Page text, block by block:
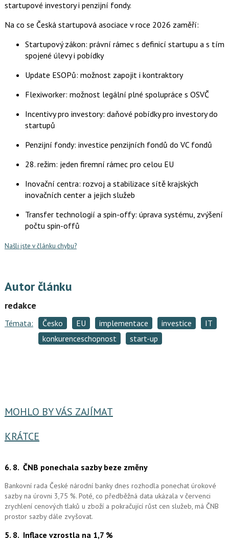
startupové investory i penzijní fondy.
Na co se Česká startupová asociace v roce 2026 zaměří:
Startupový zákon: právní rámec s definicí startupu a s tím
spojené úlevy i pobídky
Update ESOPů: možnost zapojit i kontraktory
Flexiworker: možnost legální plné spolupráce s OSVČ
Incentivy pro investory: daňové pobídky pro investory do
startupů
Penzijní fondy: investice penzijních fondů do VC fondů
28. režim: jeden firemní rámec pro celou EU
Inovační centra: rozvoj a stabilizace sítě krajských
inovačních center a jejich služeb
Transfer technologií a spin-offy: úprava systému, zvýšení
počtu spin-offů
Našli jste v článku chybu?
Autor článku
redakce
Témata: Česko EU implementace investice
IT
konkurenceschopnost
start-up
MOHLO BY VÁS ZAJÍMAT
KRÁTCE
6. 8. ČNB ponechala sazby beze změny
Bankovní rada České národní banky dnes rozhodla ponechat úrokové
sazby na úrovni 3,75 %. Poté, co předběžná data ukázala v červenci
zrychlení cenových tlaků u zboží a pokračující růst cen služeb, má ČNB
prostor sazby dále zvyšovat.
5. 8. Inflace vzrostla na 1,7 %